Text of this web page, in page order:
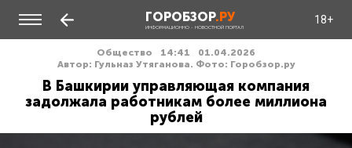
ГОРОБЗОР.РУ
ИНФОРМАЦИОННО - НОВОСТНОЙ ПОРТАЛ
18+
Общество 14:41
01.04.2026
Автор: Гульназ Утяганова. Фото: Горобзор.ру
В Башкирии управляющая компания
задолжала работникам более миллиона
рублей